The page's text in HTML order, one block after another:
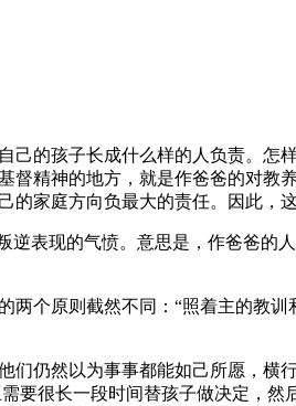
的孩子长成什么样的人负责。怎
精神的地方，就是作爸爸的对教
家庭方向负最大的责任。因此，
表现的气愤。意思是，作爸爸的
个原则截然不同：“照着主的教
仍然以为事事都能如己所愿，横
要很长一段时间替孩子做决定，然